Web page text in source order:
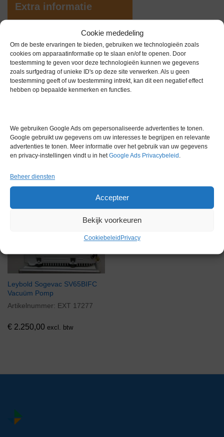
Cookie mededeling
Om de beste ervaringen te bieden, gebruiken we technologieën zoals
cookies om apparaatinformatie op te slaan en/of te openen. Door
toestemming te geven voor deze technologieën kunnen we gegevens
zoals surfgedrag of unieke ID's op deze site verwerken. Als u geen
toestemming geeft of uw toestemming intrekt, kan dit een negatief effect
hebben op bepaalde kenmerken en functies.
We gebruiken Google Ads om gepersonaliseerde advertenties te tonen.
Google gebruikt uw gegevens om uw interesses te begrijpen en relevante
advertenties te tonen. Meer informatie over het gebruik van uw gegevens
en privacy-instellingen vindt u in hetGoogle Ads Privacybeleid .
Beheer diensten
Accepteer
Bekijk voorkeuren
Cookiebeleid Privacy
Extra informatie
Garantie 0 maanden
Conditie Gebruikt in goede conditie
Leybold Sogevac SV65BIFC
Vacuüm Pomp
Artikelnummer: EXT 17277
€ 2.250,00 excl. btw